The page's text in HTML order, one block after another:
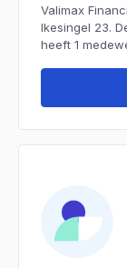
Valimax
Ikesingel 23.
heeft 1